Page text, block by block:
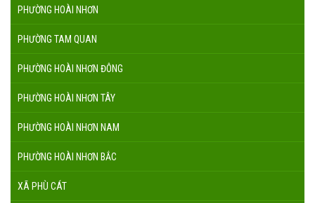
PHƯỜNG HOÀI NHƠN
PHƯỜNG TAM QUAN
PHƯỜNG HOÀI NHƠN ĐÔNG
PHƯỜNG HOÀI NHƠN TÂY
PHƯỜNG HOÀI NHƠN NAM
PHƯỜNG HOÀI NHƠN BẮC
XÃ PHÙ CÁT